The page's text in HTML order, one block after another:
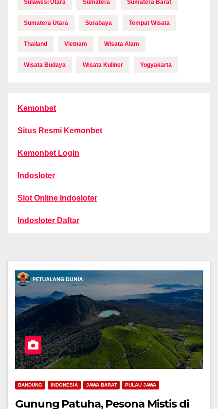
Sulawesi Utara Sumatera Sumatera Barat
Sumatera Utara Surabaya Tempat Wisata
Thailand Vietnam Wisata Alam
Wisata Budaya Wisata Kuliner Yogyakarta
Kemonbet
Situs Resmi Kemonbet
Kemonbet Login
Indosloter
Slot Online Indosloter
Indosloter Daftar
BANDUNG INDONESIA JAWA BARAT PULAU JAWA
Gunung Patuha, Pesona Mistis di